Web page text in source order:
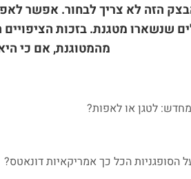
הזה לא צריך לבחור. אפשר
שנשארו מטגנת. בזכות
מהמטוגנת, אם כי
לטגן או לאפות?
הסופגניות הכל כך אמריקאיות דונאטס?